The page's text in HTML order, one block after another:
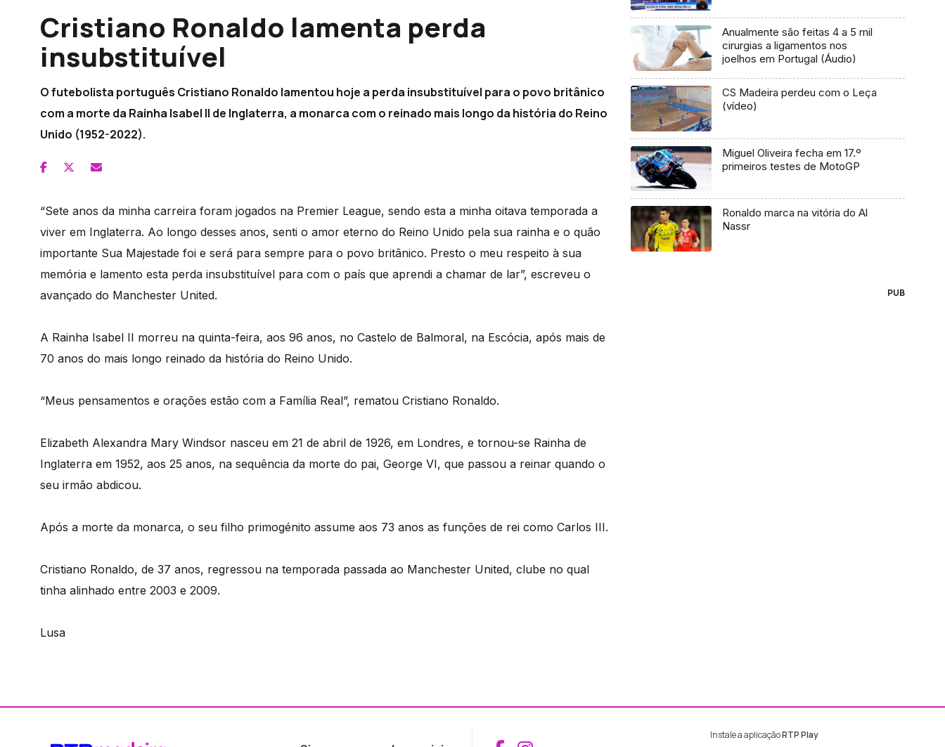
Cristiano Ronaldo lamenta perda
insubstituível
O futebolista português Cristiano Ronaldo lamentou hoje a perda insubstituível para o povo britânico
com a morte da Rainha Isabel II de Inglaterra, a monarca com o reinado mais longo da história do Reino
Unido (1952-2022).
“Sete anos da minha carreira foram jogados na Premier League, sendo esta a minha oitava temporada a
viver em Inglaterra. Ao longo desses anos, senti o amor eterno do Reino Unido pela sua rainha e o quão
importante Sua Majestade foi e será para sempre para o povo britânico. Presto o meu respeito à sua
memória e lamento esta perda insubstituível para com o país que aprendi a chamar de lar”, escreveu o
avançado do Manchester United.
A Rainha Isabel II morreu na quinta-feira, aos 96 anos, no Castelo de Balmoral, na Escócia, após mais de
70 anos do mais longo reinado da história do Reino Unido.
“Meus pensamentos e orações estão com a Família Real”, rematou Cristiano Ronaldo.
Elizabeth Alexandra Mary Windsor nasceu em 21 de abril de 1926, em Londres, e tornou-se Rainha de
Inglaterra em 1952, aos 25 anos, na sequência da morte do pai, George VI, que passou a reinar quando o
seu irmão abdicou.
Após a morte da monarca, o seu filho primogénito assume aos 73 anos as funções de rei como Carlos III.
Cristiano Ronaldo, de 37 anos, regressou na temporada passada ao Manchester United, clube no qual
tinha alinhado entre 2003 e 2009.
Lusa
Anualmente são feitas 4 a 5 mil
cirurgias a ligamentos nos
joelhos em Portugal (Áudio)
CS Madeira perdeu com o Leça
(vídeo)
Miguel Oliveira fecha em 17.º
primeiros testes de MotoGP
Ronaldo marca na vitória do Al
Nassr
PUB
Instale a aplicaçãoRTP Play